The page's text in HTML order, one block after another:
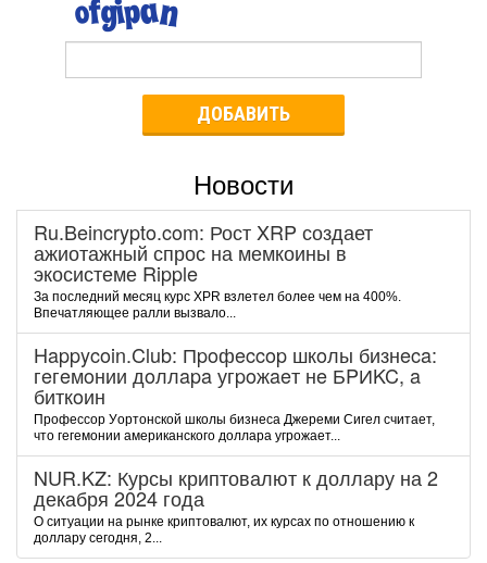
ДОБАВИТЬ
Новости
Ru.Beincrypto.com: Рост XRP создает
ажиотажный спрос на мемкоины в
экосистеме Ripple
За последний месяц курс XPR взлетел более чем на 400%.
Впечатляющее ралли вызвало...
Happycoin.Club: Пpoфeccop шкoлы бизнeca:
гeгeмoнии дoллapa угpoжaeт нe БPИKC, a
биткoин
Пpoфeccop Уopтoнcкoй шкoлы бизнeca Джepeми Cигeл cчитaeт,
чтo гeгeмoнии aмepикaнcкoгo дoллapa угpoжaeт...
NUR.KZ: Курсы криптовалют к доллару на 2
декабря 2024 года
О ситуации на рынке криптовалют, их курсах по отношению к
доллару сегодня, 2...